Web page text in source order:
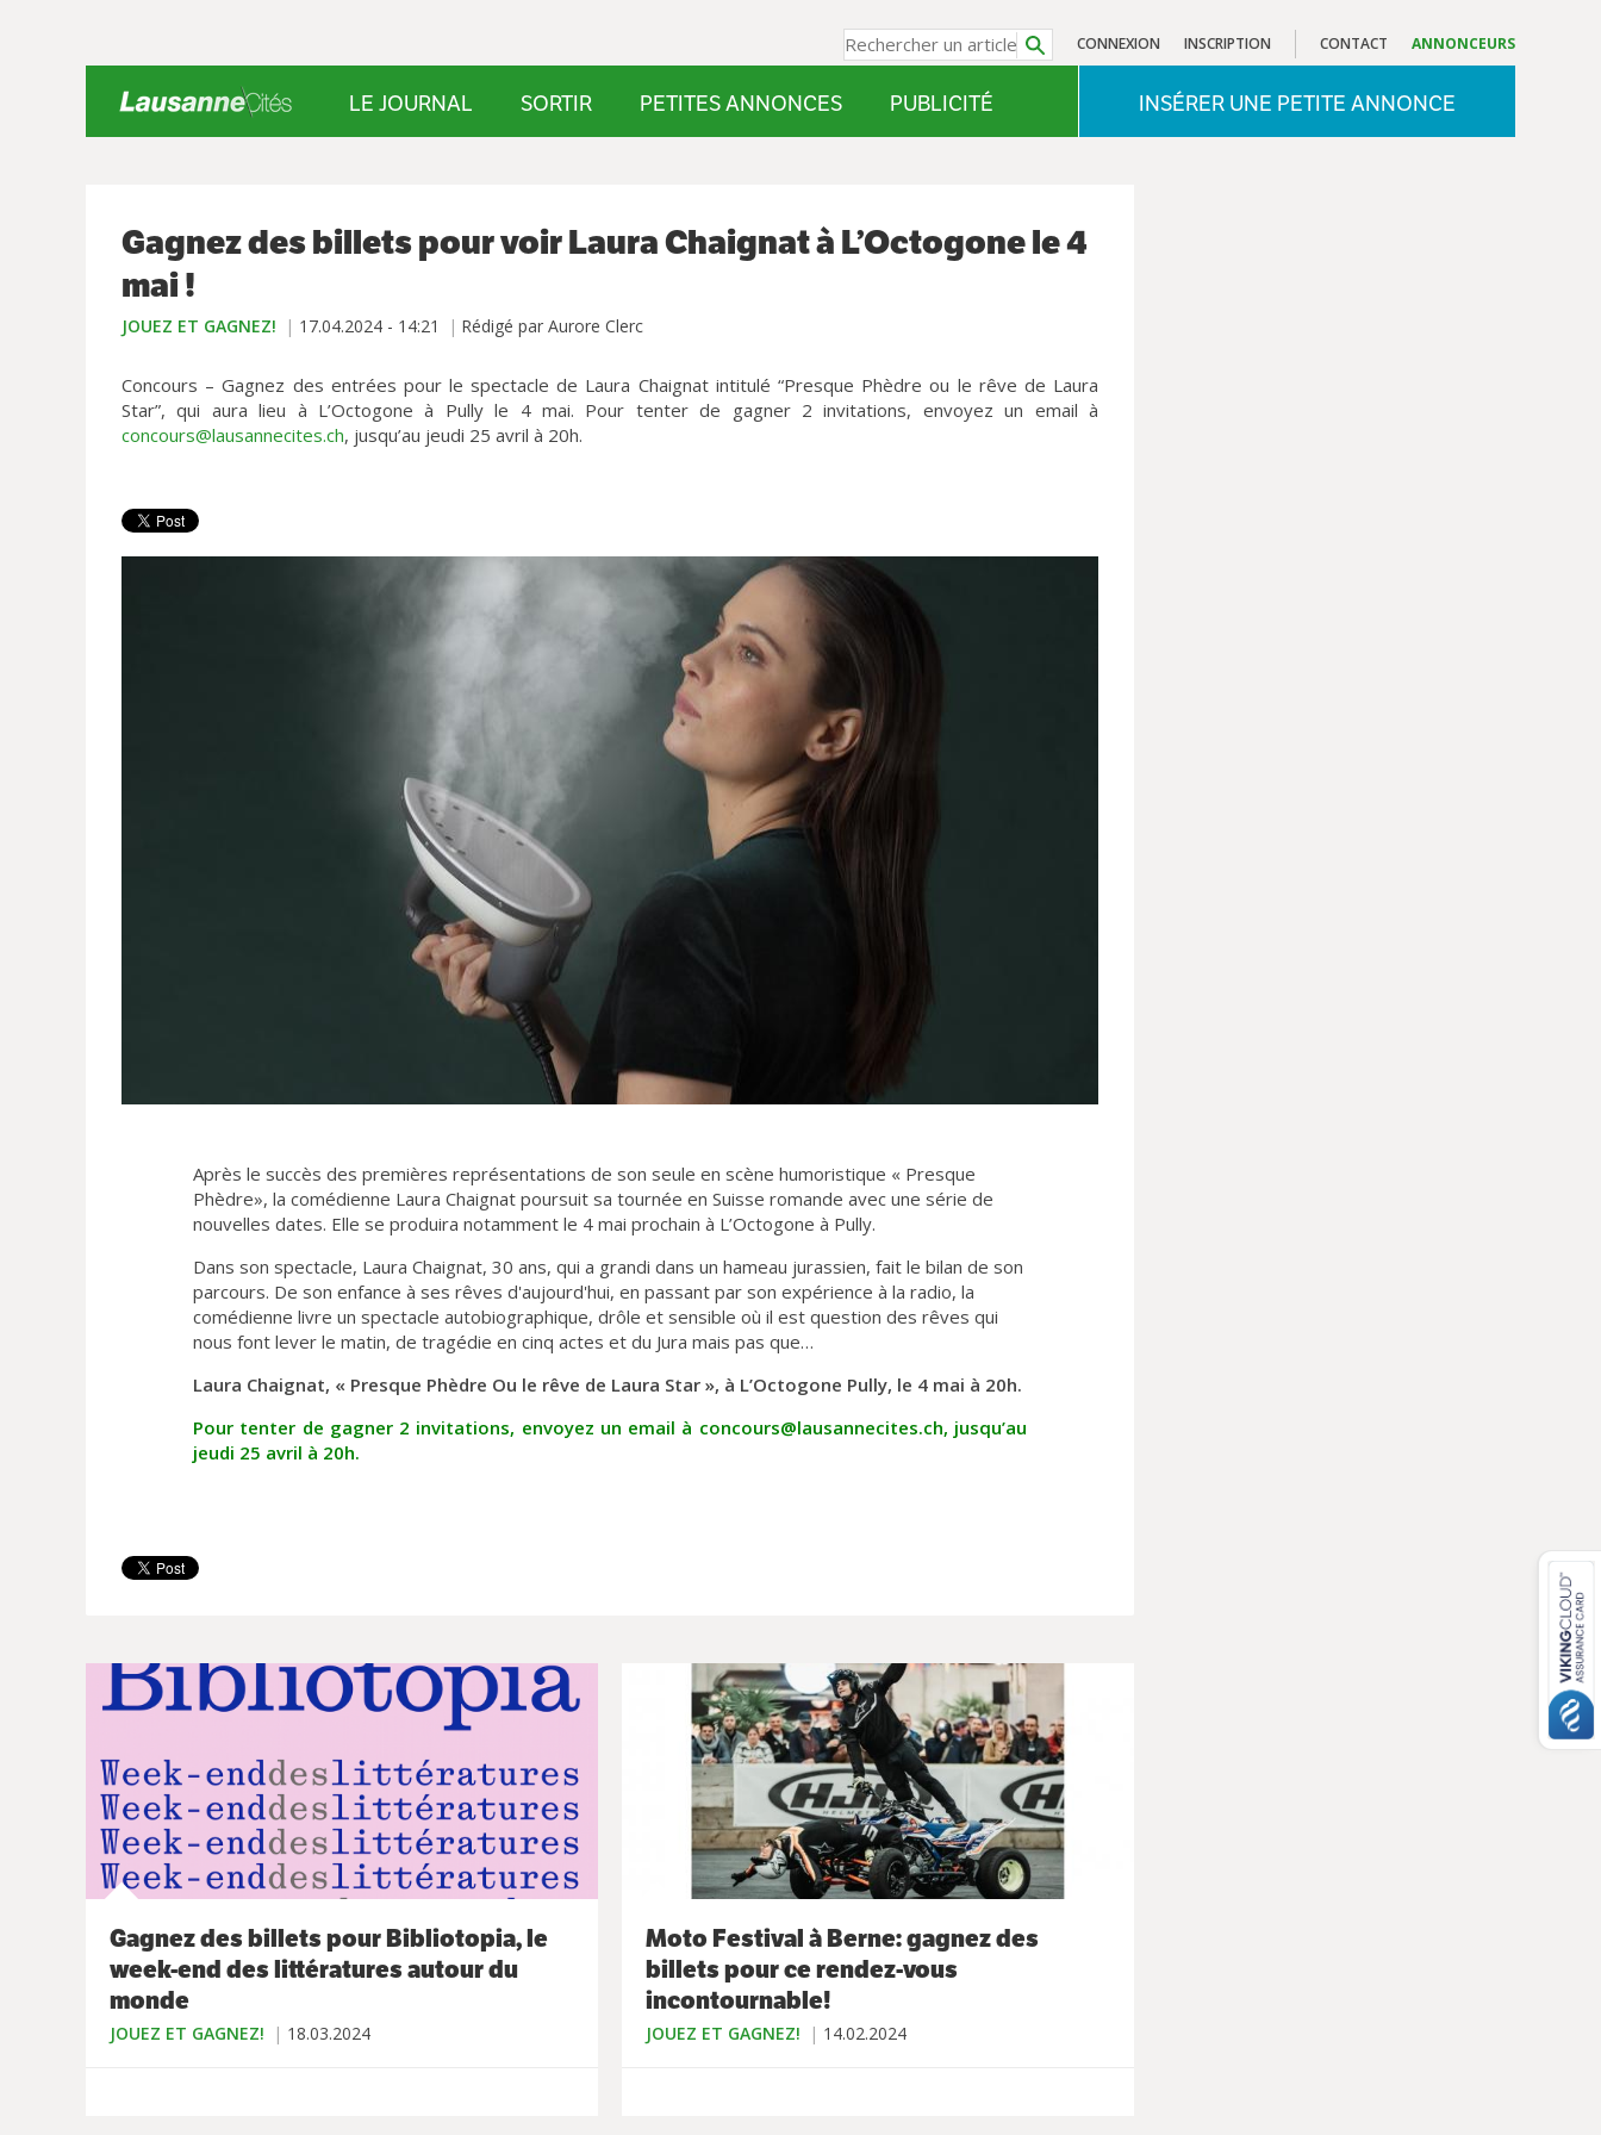
CONTACT ANNONCEURS
CONNEXION INSCRIPTION
LE JOURNAL SORTIR PETITES ANNONCES PUBLICITÉ INSÉRER UNE PETITE ANNONCE
Gagnez des billets pour voir Laura Chaignat à L’Octogone le 4
mai !
JOUEZ ET GAGNEZ! 17.04.2024 - 14:21 Rédigé par Aurore Clerc
Concours – Gagnez des entrées pour le spectacle de Laura Chaignat intitulé “Presque Phèdre ou le rêve de Laura
Star”, qui aura lieu à L’Octogone à Pully le 4 mai. Pour tenter de gagner 2 invitations, envoyez un email à
concours@lausannecites.ch, jusqu’au jeudi 25 avril à 20h.
Après le succès des premières représentations de son seule en scène humoristique « Presque
Phèdre», la comédienne Laura Chaignat poursuit sa tournée en Suisse romande avec une série de
nouvelles dates. Elle se produira notamment le 4 mai prochain à L’Octogone à Pully.
Dans son spectacle, Laura Chaignat, 30 ans, qui a grandi dans un hameau jurassien, fait le bilan de son
parcours. De son enfance à ses rêves d'aujourd'hui, en passant par son expérience à la radio, la
comédienne livre un spectacle autobiographique, drôle et sensible où il est question des rêves qui
nous font lever le matin, de tragédie en cinq actes et du Jura mais pas que…
Laura Chaignat, « Presque Phèdre Ou le rêve de Laura Star », à L’Octogone Pully, le 4 mai à 20h.
Pour tenter de gagner 2 invitations, envoyez un email à concours@lausannecites.ch, jusqu’au
jeudi 25 avril à 20h.
Gagnez des billets pour Bibliotopia, le
week-end des littératures autour du
monde
JOUEZ ET GAGNEZ! 18.03.2024
Moto Festival à Berne: gagnez des
billets pour ce rendez-vous
incontournable!
JOUEZ ET GAGNEZ! 14.02.2024